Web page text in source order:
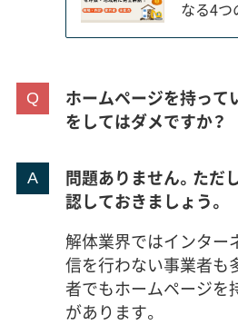
なる4つ
ホームページを持って
をしてはダメですか？
問題ありません。ただ
認しておきましょう。
解体業界ではインター
信を行わない事業者も
者でもホームページを
があります。